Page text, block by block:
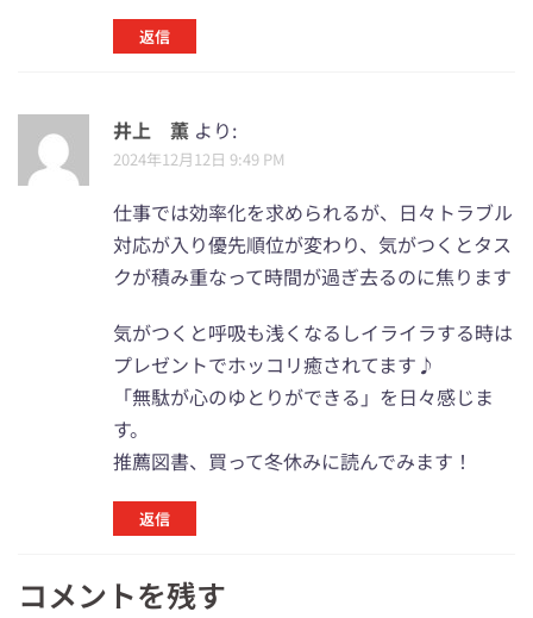
返信
井上 薫 より:
2024年12月12日 9:49 PM
仕事では効率化を求められるが、日々トラブル
対応が入り優先順位が変わり、気がつくとタス
クが積み重なって時間が過ぎ去るのに焦ります
気がつくと呼吸も浅くなるしイライラする時は
プレゼントでホッコリ癒されてます♪
「無駄が心のゆとりができる」を日々感じま
す。
推薦図書、買って冬休みに読んでみます！
返信
コメントを残す